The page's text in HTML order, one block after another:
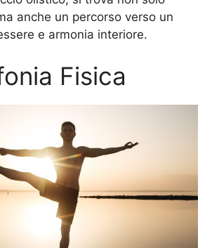
anche un percorso verso un
e armonia interiore.
Fisica